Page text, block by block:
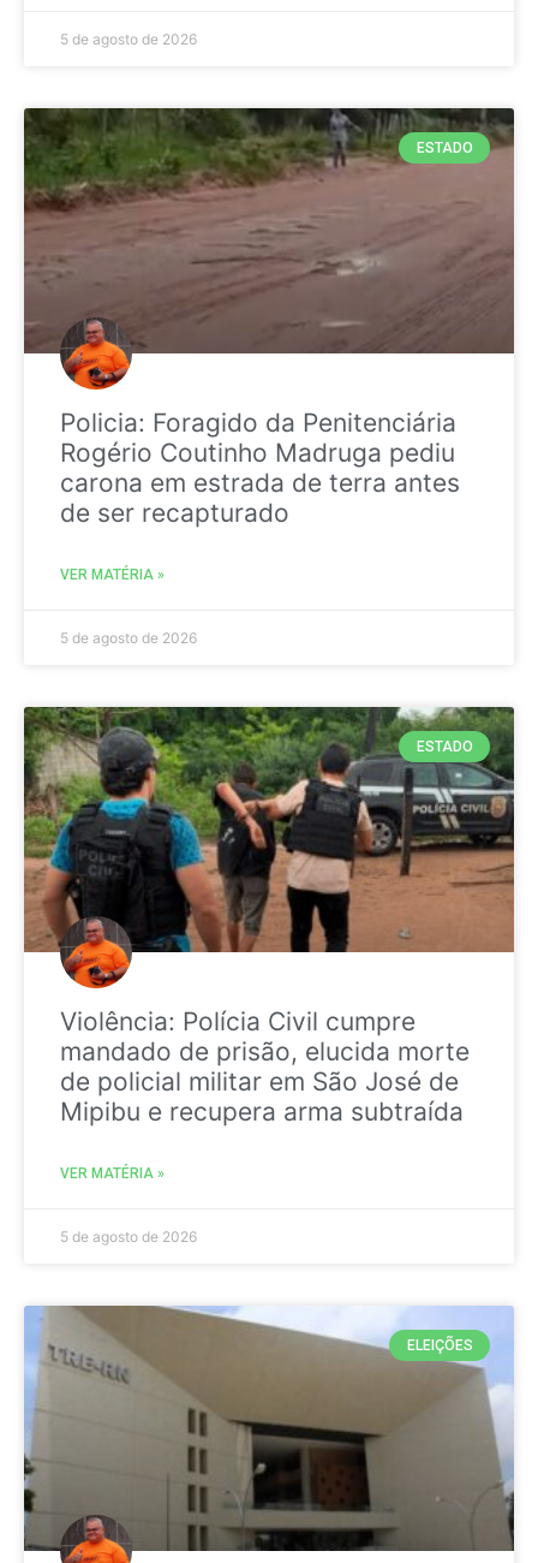
5 de agosto de 2026
ESTADO
Policia: Foragido da Penitenciária
Rogério Coutinho Madruga pediu
carona em estrada de terra antes
de ser recapturado
VER MATÉRIA »
5 de agosto de 2026
ESTADO
Violência: Polícia Civil cumpre
mandado de prisão, elucida morte
de policial militar em São José de
Mipibu e recupera arma subtraída
VER MATÉRIA »
5 de agosto de 2026
ELEIÇÕES